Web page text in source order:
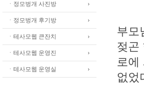
ㆍ정모벙개 사진방
ㆍ정모벙개 후기방
ㆍ테사모웹 큰잔치
ㆍ테사모웹 운영진
ㆍ테사모웹 운영실
부모
젖곤
로에
없었